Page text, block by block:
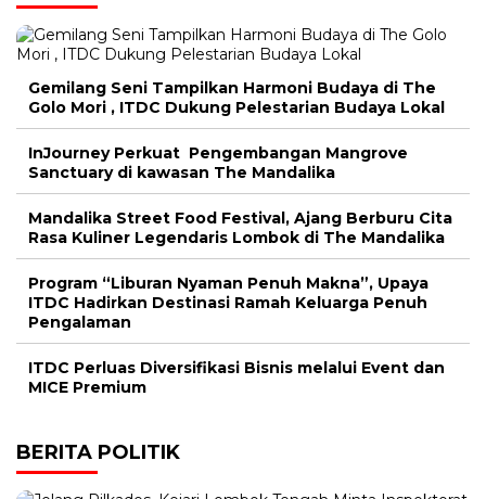
Gemilang Seni Tampilkan Harmoni Budaya di The
Golo Mori , ITDC Dukung Pelestarian Budaya Lokal
InJourney Perkuat Pengembangan Mangrove
Sanctuary di kawasan The Mandalika
Mandalika Street Food Festival, Ajang Berburu Cita
Rasa Kuliner Legendaris Lombok di The Mandalika
Program “Liburan Nyaman Penuh Makna”, Upaya
ITDC Hadirkan Destinasi Ramah Keluarga Penuh
Pengalaman
ITDC Perluas Diversifikasi Bisnis melalui Event dan
MICE Premium
BERITA POLITIK